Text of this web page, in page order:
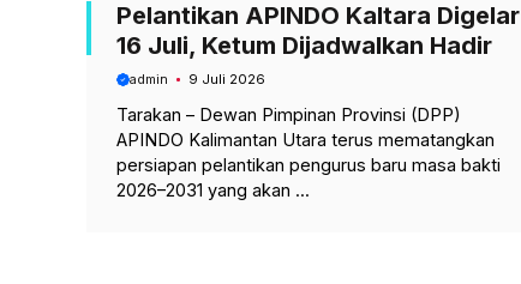
Pelantikan APINDO Kaltara Digelar
16 Juli, Ketum Dijadwalkan Hadir
admin 9 Juli 2026
Tarakan – Dewan Pimpinan Provinsi (DPP)
APINDO Kalimantan Utara terus mematangkan
persiapan pelantikan pengurus baru masa bakti
2026–2031 yang akan ...